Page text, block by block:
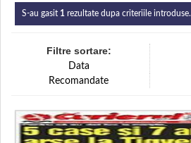
S-au gasit 1 rezultate dupa criteriile introduse.
Filtre sortare:
Data
Recomandate